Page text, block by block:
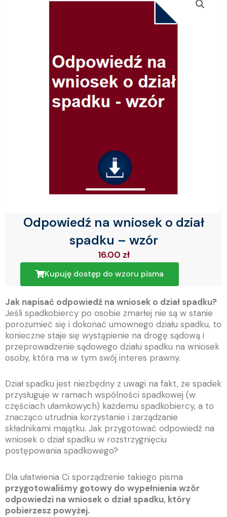
Odpowiedź na wniosek o dział
spadku – wzór
16.00 zł
Kupuję dostęp do wzoru pisma
Jak napisać odpowiedź na wniosek o dział spadku?
Jeśli spadkobiercy po osobie zmarłej nie są w stanie
porozumieć się i dokonać umownego działu spadku, to
konieczne staje się wystąpienie na drogę sądową i
przeprowadzenie sądowego działu spadku na wniosek
osoby, która ma w tym swój interes prawny.
Dział spadku jest niezbędny z uwagi na fakt, że spadek
przysługuje w ramach wspólności spadkowej (w
częściach ułamkowych) każdemu spadkobiercy, a to
znacząco utrudnia korzystanie i zarządzanie
składnikami majątku. Jak przygotować odpowiedź na
wniosek o dział spadku w rozstrzygnięciu
postępowania spadkowego?
Dla ułatwienia Ci sporządzenie takiego pisma
przygotowaliśmy gotowy do wypełnienia wzór
odpowiedzi na wniosek o dział spadku, który
pobierzesz powyżej.